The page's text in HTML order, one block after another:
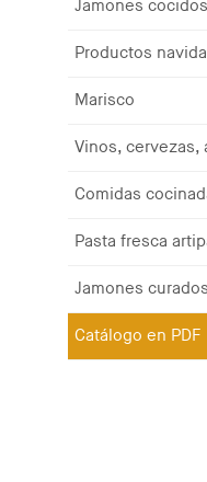
Jamones cocidos
Productos
Marisco
Vinos, cervezas,
Comidas
Pasta fresca
Jamones curados
Catálogo en PDF